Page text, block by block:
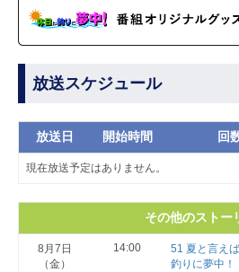
放送スケジュール
放送日 開始時間 回
現在放送予定はありません。
その他のストー
8月7日
（金）
14:00
51 夏と言え
釣りに夢中！